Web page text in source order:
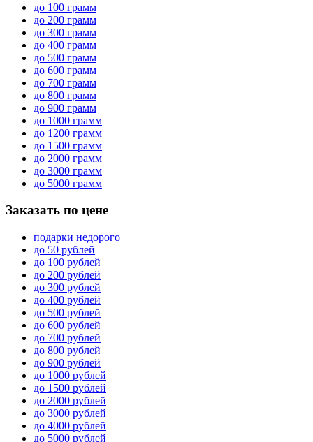
до 100 грамм
до 200 грамм
до 300 грамм
до 400 грамм
до 500 грамм
до 600 грамм
до 700 грамм
до 800 грамм
до 900 грамм
до 1000 грамм
до 1200 грамм
до 1500 грамм
до 2000 грамм
до 3000 грамм
до 5000 грамм
Заказать по цене
подарки недорого
до 50 рублей
до 100 рублей
до 200 рублей
до 300 рублей
до 400 рублей
до 500 рублей
до 600 рублей
до 700 рублей
до 800 рублей
до 900 рублей
до 1000 рублей
до 1500 рублей
до 2000 рублей
до 3000 рублей
до 4000 рублей
до 5000 рублей